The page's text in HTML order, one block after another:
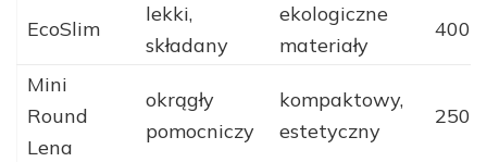
EcoSlim
lekki,
składany
ekologiczne
materiały
Mini
Round
Lena
okrągły
pomocniczy
kompaktowy,
estetyczny